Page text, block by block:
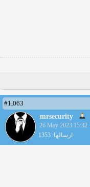
#1,063
mrsecurity
26 May 2023 15:32
ارسالها: 1353